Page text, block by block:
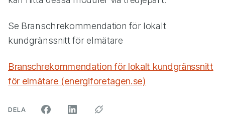
Se Branschrekommendation för lokalt
kundgränssnitt för elmätare
Branschrekommendation för lokalt kundgränssnitt
för elmätare (energiforetagen.se)
DELA ARTIKELN PÅ SOCIALA MEDIER"